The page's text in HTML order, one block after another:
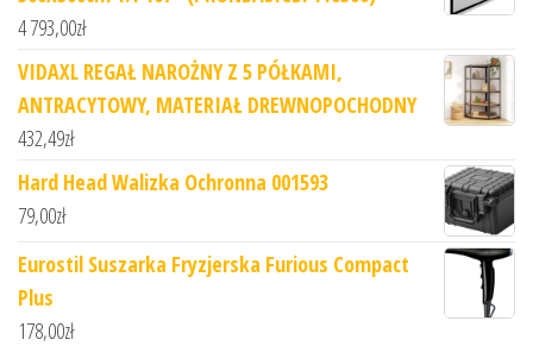
4 793,00zł
VIDAXL REGAŁ NAROŻNY Z 5 PÓŁKAMI,
ANTRACYTOWY, MATERIAŁ DREWNOPOCHODNY
432,49zł
Hard Head Walizka Ochronna 001593
79,00zł
Eurostil Suszarka Fryzjerska Furious Compact
Plus
178,00zł